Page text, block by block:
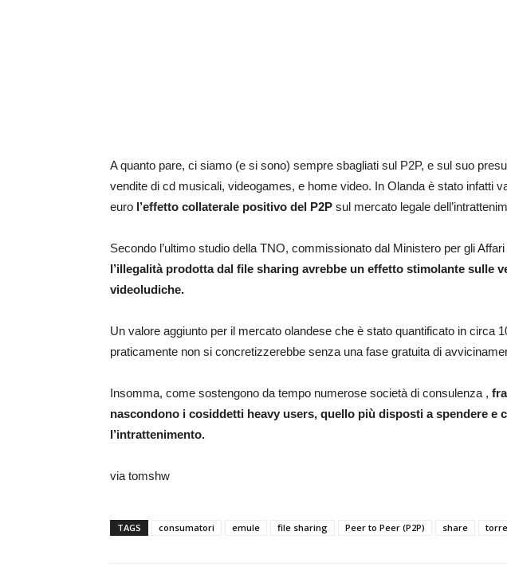
A quanto pare, ci siamo (e si sono) sempre sbagliati sul P2P, e sul suo
vendite di cd musicali, videogames, e home video. In Olanda è stato infatti
euro l’effetto collaterale positivo del P2P sul mercato legale
Secondo l’ultimo studio della TNO, commissionato dal Ministero per gli
l’illegalità prodotta dal file sharing avrebbe un effetto stimolante sulle
videoludiche.
Un valore aggiunto per il mercato olandese che è stato quantificato in circa
praticamente non si concretizzerebbe senza una fase gratuita di
Insomma, come sostengono da tempo numerose società di consulenza ,
nascondono i cosiddetti heavy users, quello più disposti a spendere e
l’intrattenimento.
via tomshw
TAGS consumatori emule file sharing Peer to Peer (P2P) share